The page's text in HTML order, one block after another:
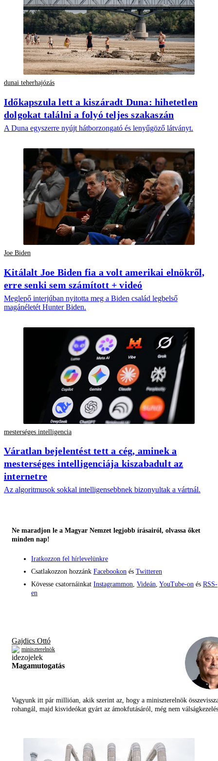
dunai teherhajózás
Időkapszula lett a kiszáradt Duna: hihetetlen
dolgokat találni a folyó teljes szakaszán
A Duna egyszerre nyújt hátborzongató és lenyűgöző látványt.
Joe Biden
Kitálalt Joe Biden fia a volt amerikai elnökről,
erre senki sem számított + videó
Meglepő interjúban nyitotta meg a Biden család legbelső
magánéletét Hunter Biden.
mesterséges intelligencia
Váratlan bejelentést tett a cég, aminek a
mesterséges intelligenciája kiszabadult az
internetre
Az algoritmusok sokkal intelligensebbnek bizonyultak a vártnál.
Ne maradjon le a Magyar Nemzet legjobb írásairól, olvassa őket
minden nap!
Iratkozzon fel hírlevelünkre
Csatlakozzon hozzánk Facebookon és Twitteren
Kövesse csatornáinkat Instagrammon, Videán, YouTube-on és RSS-
en
Gajdics Ottó
miniszterelnök
Magamutogatás
Vagyunk itt pár millióan, akik szerint az, hogy a miniszterelnök
rohangál, majd kisvideókat gyárt az ámokfutásáról, még nem